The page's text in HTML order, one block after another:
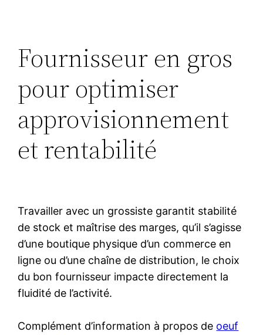
Fournisseur en gros
pour optimiser
approvisionnement
et rentabilité
Travailler avec un grossiste garantit stabilité
de stock et maîtrise des marges, qu’il s’agisse
d’une boutique physique d’un commerce en
ligne ou d’une chaîne de distribution, le choix
du bon fournisseur impacte directement la
fluidité de l’activité.
Complément d’information à propos de oeuf